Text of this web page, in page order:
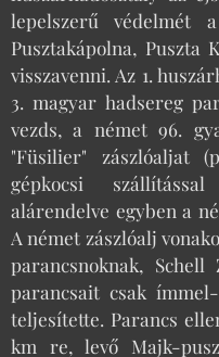
lepelszerű védelmét
Pusztakápolna, Puszta
visszavenni. Az 1.
3. magyar hadsereg
vezds, a német 96.
"Füsilier" zászlóaljat
gépkocsi
alárendelve egyben a
A német zászlóalj
parancsnoknak,
parancsait csak
teljesítette. Parancs
km re, levő Majk-